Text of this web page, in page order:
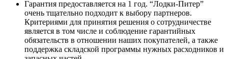
Гарантия предоставляется на 1 год. “Лодки-Питер”
очень тщательно подходит к выбору партнеров.
Критериями для принятия решения о сотрудничестве
является в том числе и соблюдение гарантийных
обязательств в отношении наших покупателей, а также
поддержка складской программы нужных расходников и